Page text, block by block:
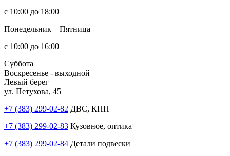
с 10:00 до 18:00
Понедельник – Пятница
с 10:00 до 16:00
Суббота
Воскресенье - выходной
Левый берег
ул. Петухова, 45
+7 (383) 299-02-82 ДВС, КПП
+7 (383) 299-02-83 Кузовное, оптика
+7 (383) 299-02-84 Детали подвески